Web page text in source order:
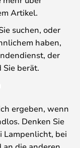
Artikel.
suchen, oder
haben,
der
berät.
ergeben, wenn
Denken Sie
Lampenlicht, bei